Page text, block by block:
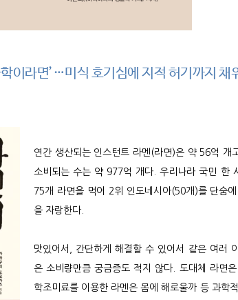
이라면’…미식 호기심에 지적 허기까지 채
연간 생산되는 인스턴트 라멘(라면)은 약 56억 개
소비되는 수는 약 977억 개다. 우리나라 국민 한
75개 라면을 먹어 2위 인도네시아(50개)를 단숨
을 자랑한다.
맛있어서, 간단하게 해결할 수 있어서 같은 여러
은 소비량만큼 궁금증도 적지 않다. 도대체 라면
학조미료를 이용한 라멘은 몸에 해로울까 등 과학